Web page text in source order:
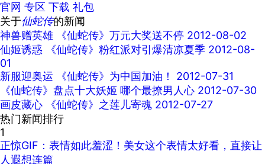
官网 专区 下载 礼包
关于仙蛇传的新闻
神兽赠英雄 《仙蛇传》万元大奖送不停 2012-08-02
仙姬诱惑 《仙蛇传》粉红派对引爆清凉夏季 2012-08-
01
新服迎奥运 《仙蛇传》为中国加油！
2012-07-31
《仙蛇传》盘点十大妖姬 哪个最撩男人心 2012-07-30
画皮藏心 《仙蛇传》之莲儿寄魂 2012-07-27
热门新闻排行
1
正惊GIF：表情如此羞涩！美女这个表情太好看，直接让
人遐想连篇